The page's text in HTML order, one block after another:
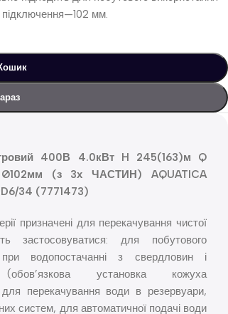
підключення—102 мм.
400В 4.0кВт H 245(163)м Q
Ø102мм (з 3х ЧАСТИН) AQUATICA
34 (7771473)
призначені для перекачування чистої
застосовуватися: для побутового
при водопостачанні з свердловин і
(обов’язкова установка кожуха
перекачування води в резервуари,
систем, для автоматичної подачі води